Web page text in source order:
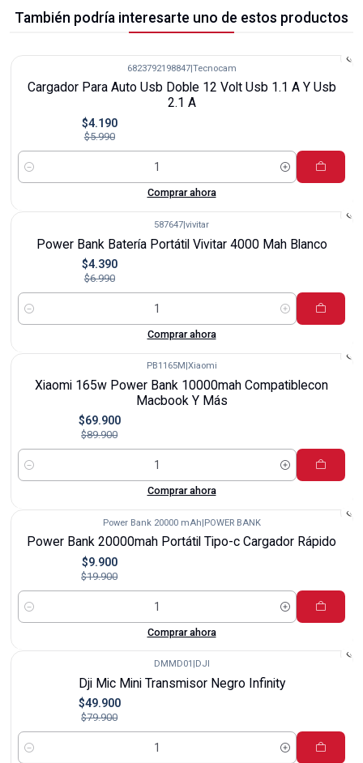
También podría interesarte uno de estos productos
6823792198847|Tecnocam
Cargador Para Auto Usb Doble 12 Volt Usb 1.1 A Y Usb
2.1 A
$4.190
$5.990
Cantidad
Comprar ahora
587647 vivitar
Power Bank Batería Portátil Vivitar 4000 Mah Blanco
$4.390
$6.990
Cantidad
Comprar ahora
PB1165M Xiaomi
Xiaomi 165w Power Bank 10000mah Compatiblecon
Macbook Y Más
$69.900
$89.900
Cantidad
Comprar ahora
Power Bank 20000 mAh|POWER BANK
Power Bank 20000mah Portátil Tipo-c Cargador Rápido
$9.900
$19.900
Cantidad
Comprar ahora
DMMD01 DJI
Dji Mic Mini Transmisor Negro Infinity
$49.900
$79.900
Cantidad